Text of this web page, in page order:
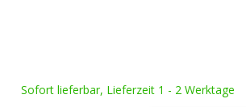
Sofort lieferbar, Lieferzeit 1 - 2 Werktage